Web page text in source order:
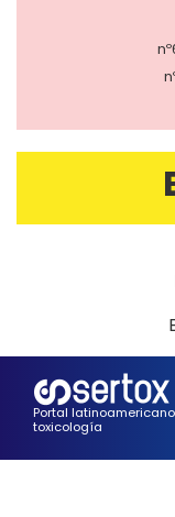
Portal
toxicología